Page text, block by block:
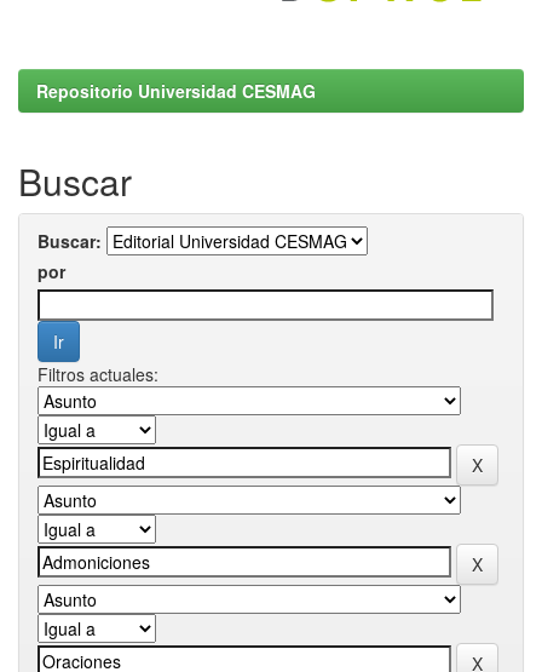
Repositorio Universidad CESMAG
Buscar
Buscar:
por
Filtros actuales: